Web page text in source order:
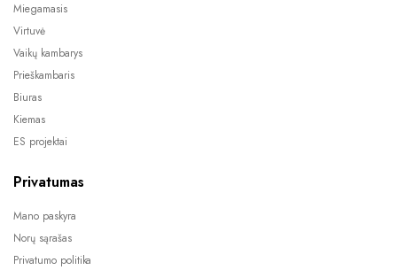
Miegamasis
Virtuvė
Vaikų kambarys
Prieškambaris
Biuras
Kiemas
ES projektai
Privatumas
Mano paskyra
Norų sąrašas
Privatumo politika